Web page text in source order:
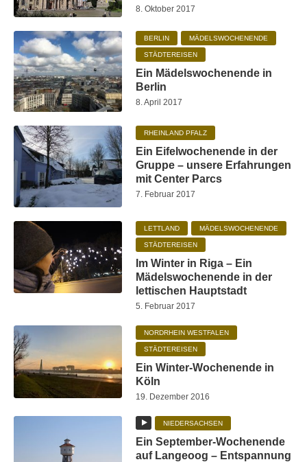
8. Oktober 2017
BERLIN MÄDELSWOCHENENDE
STÄDTEREISEN
Ein Mädelswochenende in
Berlin
8. April 2017
RHEINLAND PFALZ
Ein Eifelwochenende in der
Gruppe – unsere Erfahrungen
mit Center Parcs
7. Februar 2017
LETTLAND MÄDELSWOCHENENDE
STÄDTEREISEN
Im Winter in Riga – Ein
Mädelswochenende in der
lettischen Hauptstadt
5. Februar 2017
NORDRHEIN WESTFALEN
STÄDTEREISEN
Ein Winter-Wochenende in
Köln
19. Dezember 2016
NIEDERSACHSEN
Ein September-Wochenende
auf Langeoog – Entspannung